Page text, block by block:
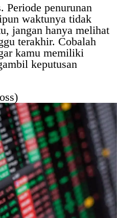
Periode penurunan
waktunya tidak
jangan hanya melihat
terakhir. Cobalah
kamu memiliki
keputusan